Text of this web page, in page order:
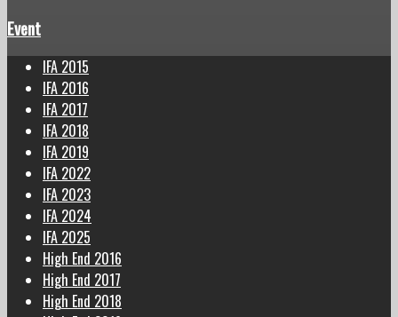
Event
IFA 2015
IFA 2016
IFA 2017
IFA 2018
IFA 2019
IFA 2022
IFA 2023
IFA 2024
IFA 2025
High End 2016
High End 2017
High End 2018